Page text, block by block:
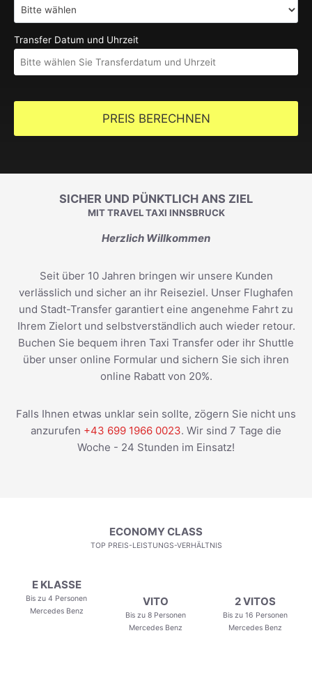
Transfer Datum und Uhrzeit
PREIS BERECHNEN
SICHER UND PÜNKTLICH ANS ZIEL
MIT TRAVEL TAXI INNSBRUCK
Herzlich Willkommen
Seit über 10 Jahren bringen wir unsere Kunden
verlässlich und sicher an ihr Reiseziel. Unser Flughafen
und Stadt-Transfer garantiert eine angenehme Fahrt zu
Ihrem Zielort und selbstverständlich auch wieder retour.
Buchen Sie bequem ihren Taxi Transfer oder ihr Shuttle
über unser online Formular und sichern Sie sich ihren
online Rabatt von 20%.
Falls Ihnen etwas unklar sein sollte, zögern Sie nicht uns
anzurufen +43 699 1966 0023. Wir sind 7 Tage die
Woche - 24 Stunden im Einsatz!
ECONOMY CLASS
TOP PREIS-LEISTUNGS-VERHÄLTNIS
E KLASSE
Bis zu 4 Personen
Mercedes Benz
VITO
Bis zu 8 Personen
Mercedes Benz
2 VITOS
Bis zu 16 Personen
Mercedes Benz